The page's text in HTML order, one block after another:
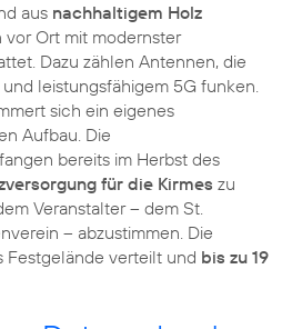
aus nachhaltigem Holz
Ort mit modernster
Dazu zählen Antennen, die
und leistungsfähigem 5G funken.
sich ein eigenes
Aufbau. Die
bereits im Herbst des
für die Kirmes zu
Veranstalter – dem St.
– abzustimmen. Die
Festgelände verteilt und bis zu 19